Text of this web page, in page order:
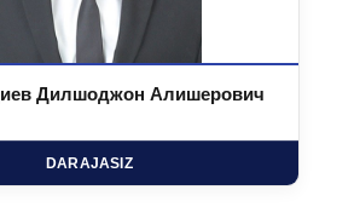
Дилшоджон Алишерович
DARAJASIZ